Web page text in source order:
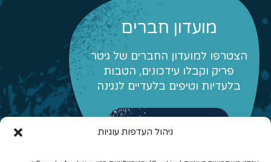
ניהול העדפות עוגיות
מועדון חברים
הצטרפו למועדון החברים של גיטר
פריק וקבלו עידכונים, הטבות
בלעדיות וטיפים בלעדיים לנגינה